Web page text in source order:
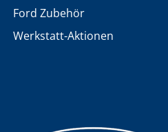
Ford Zubehör
Werkstatt-Aktionen